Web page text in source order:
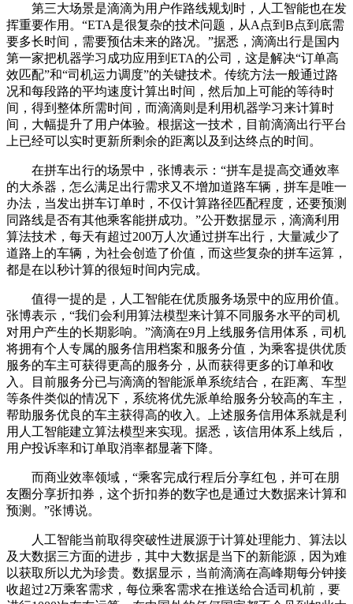
第三大场景是滴滴为用户作路线规划时，人工智能也在发
挥重要作用。“ETA是很复杂的技术问题，从A点到B点到底需
要多长时间，需要预估未来的路况。”据悉，滴滴出行是国内
第一家把机器学习成功应用到ETA的公司，这是解决“订单高
效匹配”和“司机运力调度”的关键技术。传统方法一般通过路
况和每段路的平均速度计算出时间，然后加上可能的等待时
间，得到整体所需时间，而滴滴则是利用机器学习来计算时
间，大幅提升了用户体验。根据这一技术，目前滴滴出行平台
上已经可以实时更新所剩余的距离以及到达终点的时间。
在拼车出行的场景中，张博表示：“拼车是提高交通效率
的大杀器，怎么满足出行需求又不增加道路车辆，拼车是唯一
办法，当发出拼车订单时，不仅计算路径匹配程度，还要预测
同路线是否有其他乘客能拼成功。”公开数据显示，滴滴利用
算法技术，每天有超过200万人次通过拼车出行，大量减少了
道路上的车辆，为社会创造了价值，而这些复杂的拼车运算，
都是在以秒计算的很短时间内完成。
值得一提的是，人工智能在优质服务场景中的应用价值。
张博表示，“我们会利用算法模型来计算不同服务水平的司机
对用户产生的长期影响。”滴滴在9月上线服务信用体系，司机
将拥有个人专属的服务信用档案和服务分值，为乘客提供优质
服务的车主可获得更高的服务分，从而获得更多的订单和收
入。目前服务分已与滴滴的智能派单系统结合，在距离、车型
等条件类似的情况下，系统将优先派单给服务分较高的车主，
帮助服务优良的车主获得高的收入。上述服务信用体系就是利
用人工智能建立算法模型来实现。据悉，该信用体系上线后，
用户投诉率和订单取消率都显著下降。
而商业效率领域，“乘客完成行程后分享红包，并可在朋
友圈分享折扣券，这个折扣券的数字也是通过大数据来计算和
预测。”张博说。
人工智能当前取得突破性进展源于计算处理能力、算法以
及大数据三方面的进步，其中大数据是当下的新能源，因为难
以获取所以尤为珍贵。数据显示，当前滴滴在高峰期每分钟接
收超过2万乘客需求，每位乘客需求在推送给合适司机前，要